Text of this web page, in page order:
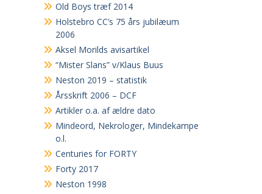
Old Boys træf 2014
Holstebro CC’s 75 års jubilæum
2006
Aksel Morilds avisartikel
“Mister Slans” v/Klaus Buus
Neston 2019 – statistik
Årsskrift 2006 – DCF
Artikler o.a. af ældre dato
Mindeord, Nekrologer, Mindekampe
o.l.
Centuries for FORTY
Forty 2017
Neston 1998